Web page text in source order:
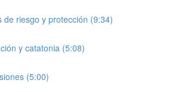
de riesgo y protección (9:34)
y catatonia (5:08)
(5:00)